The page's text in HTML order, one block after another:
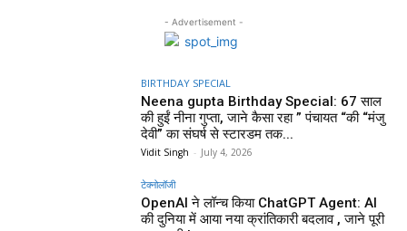
- Advertisement -
BIRTHDAY SPECIAL
Neena gupta Birthday Special: 67 साल
की हुईं नीना गुप्ता, जाने कैसा रहा ” पंचायत “की “मंजु
देवी” का संघर्ष से स्टारडम तक...
Vidit Singh - July 4, 2026
टेक्नोलॉजी
OpenAI ने लॉन्च किया ChatGPT Agent: AI
की दुनिया में आया नया क्रांतिकारी बदलाव , जाने पूरी